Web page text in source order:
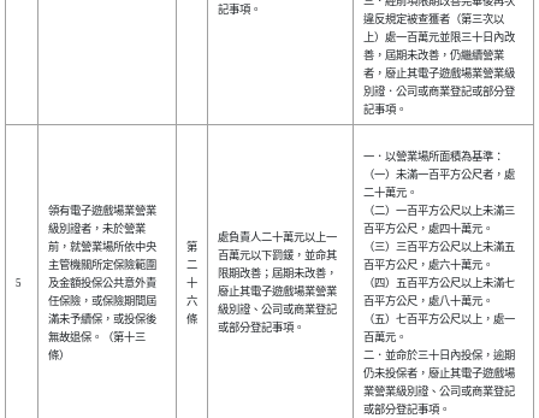
記事項。
違反規定被查獲者（第三次以
上）處一百萬元並限三十日內改
善，屆期未改善，仍繼續營業
者，廢止其電子遊戲場業營業級
別證．公司或商業登記或部分登
記事項。
5
領有電子遊戲場業營業
級別證者，未於營業
前，就營業場所依中央
主管機關所定保險範圍
及金額投保公共意外責
任保險，或保險期間屆
滿未予續保，或投保後
無故退保。（第十三
條）
第
二
十
六
條
處負責人二十萬元以上一
百萬元以下罰鍰，並命其
限期改善；屆期未改善，
廢止其電子遊戲場業營業
級別證、公司或商業登記
或部分登記事項。
一．以營業場所面積為基準：
（一）未滿一百平方公尺者，處
二十萬元。
（二）一百平方公尺以上未滿三
百平方公尺，處四十萬元。
（三）三百平方公尺以上未滿五
百平方公尺，處六十萬元。
（四）五百平方公尺以上未滿七
百平方公尺，處八十萬元。
（五）七百平方公尺以上，處一
百萬元。
二．並命於三十日內投保，逾期
仍未投保者，廢止其電子遊戲場
業營業級別證、公司或商業登記
或部分登記事項。